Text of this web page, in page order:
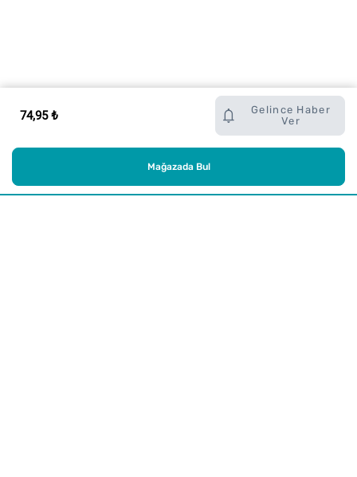
74,95 ₺
Gelince Haber
Ver
Mağazada Bul